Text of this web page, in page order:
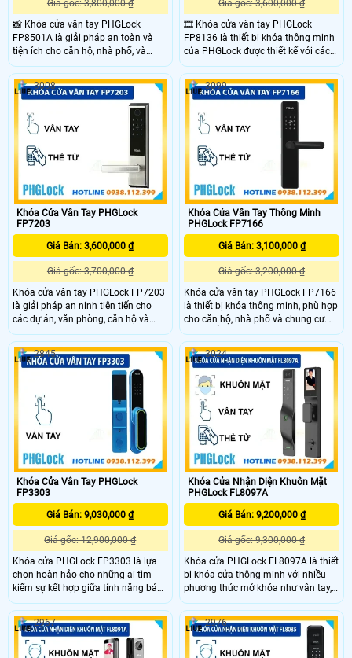
Giá gốc: 3,800,000 ₫
📸 Khóa cửa vân tay PHGLock
FP8501A là giải pháp an toàn và
tiện ích cho căn hộ, nhà phố, và
chung cư. Với thiết kế hiện đại, sản
phẩm hỗ trợ mở khóa bằng vân tay,
thẻ từ, mã số, và kết nối Bluetooth
qua ứng dụng PHGLock Pass. Đặc
biệt, khóa còn có khả năng mở rộng
tính năng Remote và kết nối Wifi,
mang đến sự bảo mật tối ưu cùng
tính năng thông minh cho ngôi nhà
Giá gốc: 3,600,000 ₫
🎞 Khóa cửa vân tay PHGLock
FP8136 là thiết bị khóa thông minh
của PHGLock được thiết kế với các
tính năng hiện đại như mở khóa
bằng vân tay,thẻ từ,mã số và chìa
khóa cơ.Sản phẩm phù hợp cho căn
hộ,nhà phố,chung cư và homestay
mang đến khả năng bảo mật cao
với tính năng chống dò mã và chế
độ thông hành.
Khóa Cửa Vân Tay PHGLock
FP7203
Giá Bán: 3,600,000 ₫
Giá gốc: 3,700,000 ₫
Khóa cửa vân tay PHGLock FP7203
là giải pháp an ninh tiên tiến cho
các dự án, văn phòng, căn hộ và
nhà phố. Với tính năng mở khóa
bằng vân tay, thẻ từ, mã số và chìa
cơ, khóa mang lại sự tiện lợi và bảo
chắc chắn, sản phẩm tích hợp nhiều
chức năng thông minh
3008
Khóa Cửa Vân Tay Thông Minh
PHGLock FP7166
Giá Bán: 3,100,000 ₫
Giá gốc: 3,200,000 ₫
Khóa cửa vân tay PHGLock FP7166
là thiết bị khóa thông minh, phù hợp
cho căn hộ, nhà phố và chung cư.
Sản phẩm tích hợp nhiều tính năng
mở khóa như vân tay,thẻ từ,mã số
và chìa cơ cung cấp sự an toàn cao.
Đặc biệt, khóa có bộ nhớ lưu trữ lên
tới 100 tài khoản và hỗ trợ mở khóa
qua app hoặc remote
3099
Khóa Cửa Vân Tay PHGLock
FP3303
Giá Bán: 9,030,000 ₫
Giá gốc: 12,900,000 ₫
Khóa cửa PHGLock FP3303 là lựa
chọn hoàn hảo cho những ai tìm
kiếm sự kết hợp giữa tính năng bảo
mật cao và thiết kế hiện đại. Với khả
năng mở khóa qua vân tay, mã số,
và chìa khóa cơ, khóa cửa này đáp
ứng nhu cầu của căn hộ, nhà phố,
chung cư, và homestay.
2845
Khóa Cửa Nhận Diện Khuôn Mặt
PHGLock FL8097A
Giá Bán: 9,200,000 ₫
Giá gốc: 9,300,000 ₫
Khóa cửa PHGLock FL8097A là thiết
bị khóa cửa thông minh với nhiều
phương thức mở khóa như vân tay,
khuôn mặt, mã số, thẻ từ và app
PHGLock Pass hoặc Tuya. Phù hợp
cho căn hộ,nhà phố,chung cư,hỗ trợ
tính năng wifi và mở khóa từ xa qua
Internet, an toàn và tiện lợi.
3024
2967 2976